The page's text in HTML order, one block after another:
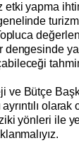
etki yapma
dengesinde
ve Bütçe
ayrıntılı
yönleri ile